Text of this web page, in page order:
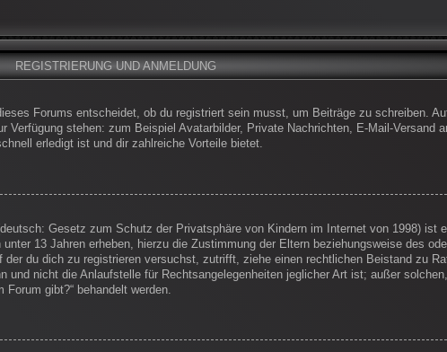
REGISTRIERUNG UND ANMELDUNG
Forums entscheidet, ob du registriert sein musst, um Beiträge zu schreiben.
stehen: zum Beispiel Avatarbilder, Private Nachrichten, E-Mail-Versand
erledigt ist und dir zahlreiche Vorteile bietet.
Gesetz zum Schutz der Privatsphäre von Kindern im Internet von 1998) ist
13 Jahren erheben, hierzu die Zustimmung der Eltern beziehungsweise des
du dich zu registrieren versuchst, zutrifft, ziehe einen rechtlichen Beistand zu
nicht die Anlaufstelle für Rechtsangelegenheiten jeglicher Art ist; außer solchen,
gibt?“ behandelt werden.